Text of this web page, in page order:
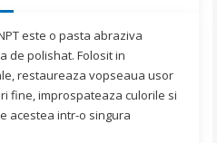
este o pasta abraziva
de polishat. Folosit in
restaureaza vopseaua usor
fine, improspateaza culorile si
acestea intr-o singura